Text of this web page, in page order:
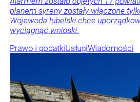
planem syreny zostały włączone
Wojewoda lubelski chce
wyciągnąć wnioski.
Prawo i podatkiUsługiWiadomości